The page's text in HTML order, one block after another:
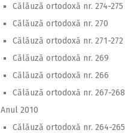
Călăuză ortodoxă nr. 274-275
Călăuză ortodoxă nr. 270
Călăuză ortodoxă nr. 271-272
Călăuză ortodoxă nr. 269
Călăuză ortodoxă nr. 266
Călăuză ortodoxă nr. 267-268
Anul 2010
Călăuză ortodoxă nr. 264-265